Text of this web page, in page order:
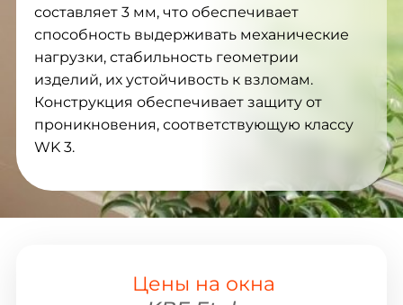
составляет 3 мм, что обеспечивает
способность выдерживать механические
нагрузки, стабильность геометрии
изделий, их устойчивость к взломам.
Конструкция обеспечивает защиту от
проникновения, соответствующую классу
WK 3.
Цены на окна